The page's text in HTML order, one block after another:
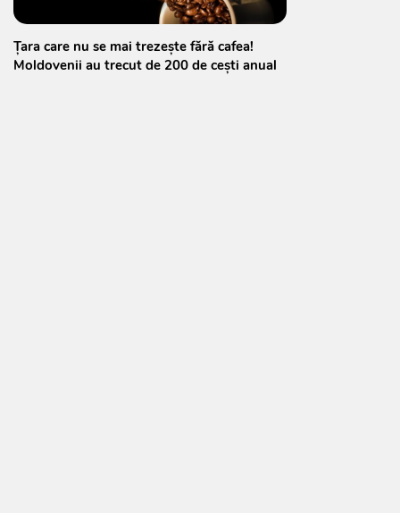
Țara care nu se mai trezește fără cafea!
Moldovenii au trecut de 200 de cești anual